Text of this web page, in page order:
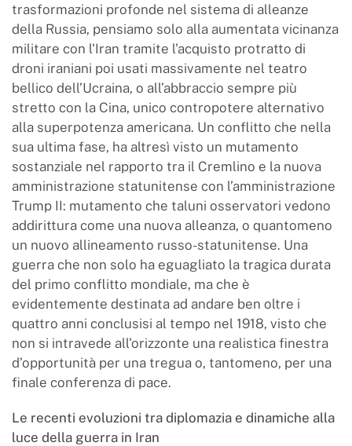
trasformazioni profonde nel sistema di alleanze
della Russia, pensiamo solo alla aumentata vicinanza
militare con l'Iran tramite l'acquisto protratto di
droni iraniani poi usati massivamente nel teatro
bellico dell’Ucraina, o all’abbraccio sempre più
stretto con la Cina, unico contropotere alternativo
alla superpotenza americana. Un conflitto che nella
sua ultima fase, ha altresì visto un mutamento
sostanziale nel rapporto tra il Cremlino e la nuova
amministrazione statunitense con l’amministrazione
Trump II: mutamento che taluni osservatori vedono
addirittura come una nuova alleanza, o quantomeno
un nuovo allineamento russo-statunitense. Una
guerra che non solo ha eguagliato la tragica durata
del primo conflitto mondiale, ma che è
evidentemente destinata ad andare ben oltre i
quattro anni conclusisi al tempo nel 1918, visto che
non si intravede all'orizzonte una realistica finestra
d’opportunità per una tregua o, tantomeno, per una
finale conferenza di pace.
Le recenti evoluzioni tra diplomazia e dinamiche alla
luce della guerra in Iran